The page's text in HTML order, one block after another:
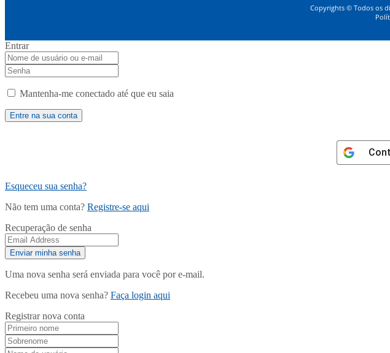
Copyrights © Todos os
Entrar
Mantenha-me conectado até que eu saia
Esqueceu sua senha?
Não tem uma conta? Registre-se aqui
Recuperação de senha
Uma nova senha será enviada para você por e-mail.
Recebeu uma nova senha? Faça login aqui
Registrar nova conta